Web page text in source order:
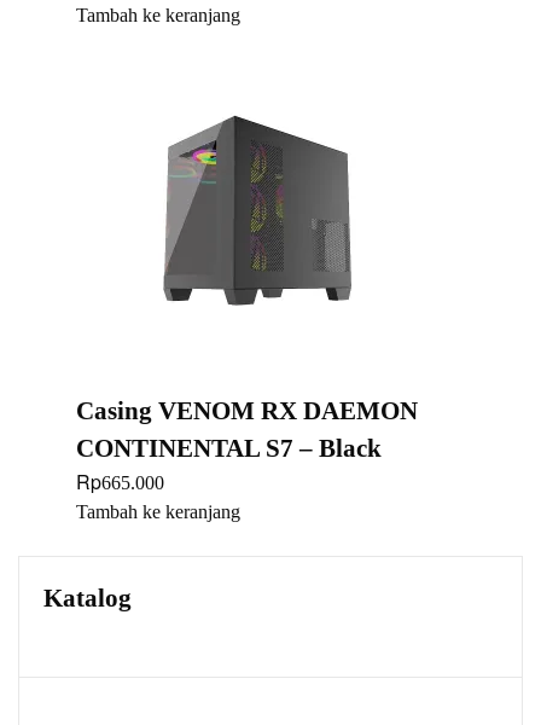
Tambah ke keranjang
Casing VENOM RX DAEMON
CONTINENTAL S7 – Black
Rp665.000
Tambah ke keranjang
Katalog